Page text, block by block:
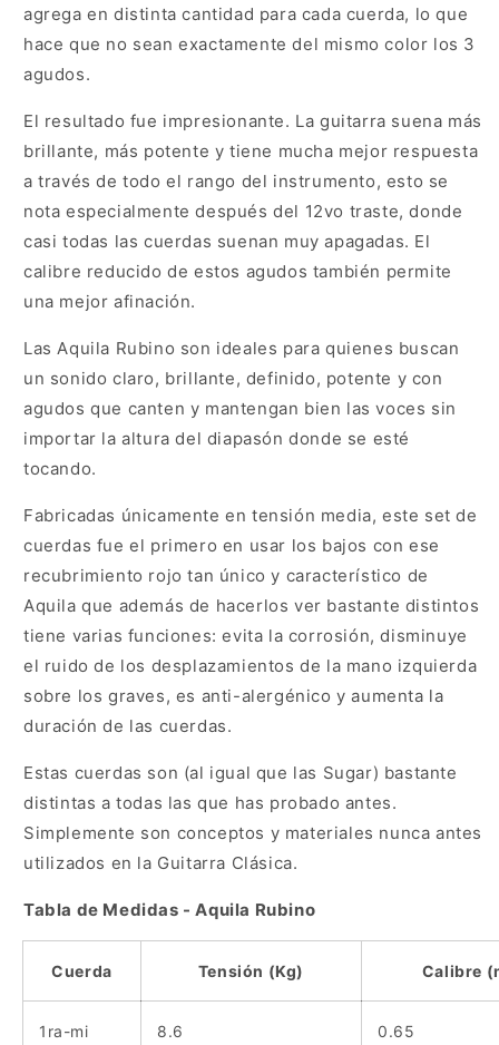
agrega en distinta cantidad para cada cuerda, lo que
hace que no sean exactamente del mismo color los 3
agudos.
El resultado fue impresionante. La guitarra suena más
brillante, más potente y tiene mucha mejor respuesta
a través de todo el rango del instrumento, esto se
nota especialmente después del 12vo traste, donde
casi todas las cuerdas suenan muy apagadas. El
calibre reducido de estos agudos también permite
una mejor afinación.
Las Aquila Rubino son ideales para quienes buscan
un sonido claro, brillante, definido, potente y con
agudos que canten y mantengan bien las voces sin
importar la altura del diapasón donde se esté
tocando.
Fabricadas únicamente en tensión media, este set de
cuerdas fue el primero en usar los bajos con ese
recubrimiento rojo tan único y característico de
Aquila que además de hacerlos ver bastante distintos
tiene varias funciones: evita la corrosión, disminuye
el ruido de los desplazamientos de la mano izquierda
sobre los graves, es anti-alergénico y aumenta la
duración de las cuerdas.
Estas cuerdas son (al igual que las Sugar) bastante
distintas a todas las que has probado antes.
Simplemente son conceptos y materiales nunca antes
utilizados en la Guitarra Clásica.
Tabla de Medidas - Aquila Rubino
Cuerda Tensión (Kg) Calibre
1ra-mi 8.6 0.65